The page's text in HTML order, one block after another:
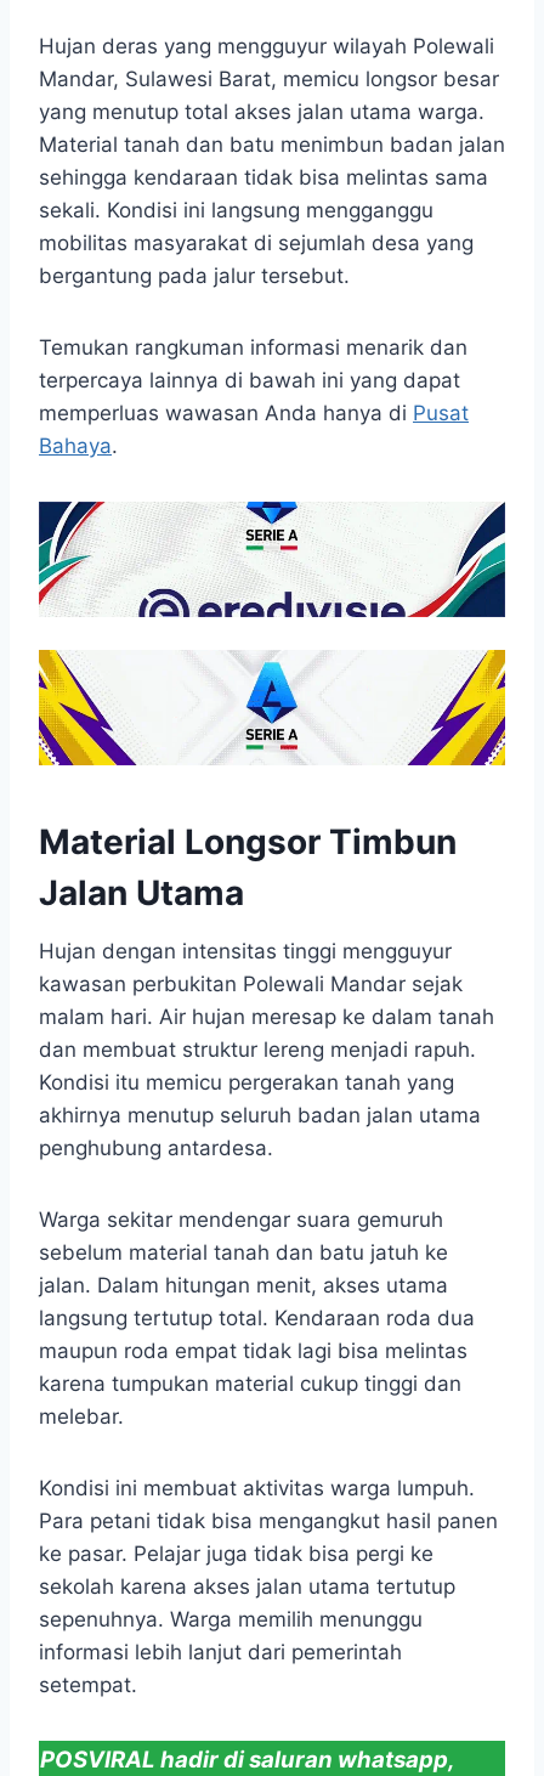
Hujan deras yang mengguyur wilayah Polewali
Mandar, Sulawesi Barat, memicu longsor besar
yang menutup total akses jalan utama warga.
Material tanah dan batu menimbun badan jalan
sehingga kendaraan tidak bisa melintas sama
sekali. Kondisi ini langsung mengganggu
mobilitas masyarakat di sejumlah desa yang
bergantung pada jalur tersebut.
Temukan rangkuman informasi menarik dan
terpercaya lainnya di bawah ini yang dapat
memperluas wawasan Anda hanya di Pusat
Bahaya.
Material Longsor Timbun
Jalan Utama
Hujan dengan intensitas tinggi mengguyur
kawasan perbukitan Polewali Mandar sejak
malam hari. Air hujan meresap ke dalam tanah
dan membuat struktur lereng menjadi rapuh.
Kondisi itu memicu pergerakan tanah yang
akhirnya menutup seluruh badan jalan utama
penghubung antardesa.
Warga sekitar mendengar suara gemuruh
sebelum material tanah dan batu jatuh ke
jalan. Dalam hitungan menit, akses utama
langsung tertutup total. Kendaraan roda dua
maupun roda empat tidak lagi bisa melintas
karena tumpukan material cukup tinggi dan
melebar.
Kondisi ini membuat aktivitas warga lumpuh.
Para petani tidak bisa mengangkut hasil panen
ke pasar. Pelajar juga tidak bisa pergi ke
sekolah karena akses jalan utama tertutup
sepenuhnya. Warga memilih menunggu
informasi lebih lanjut dari pemerintah
setempat.
POSVIRAL hadir di saluran whatsapp,